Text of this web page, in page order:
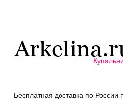
Бесплатная доставка по России